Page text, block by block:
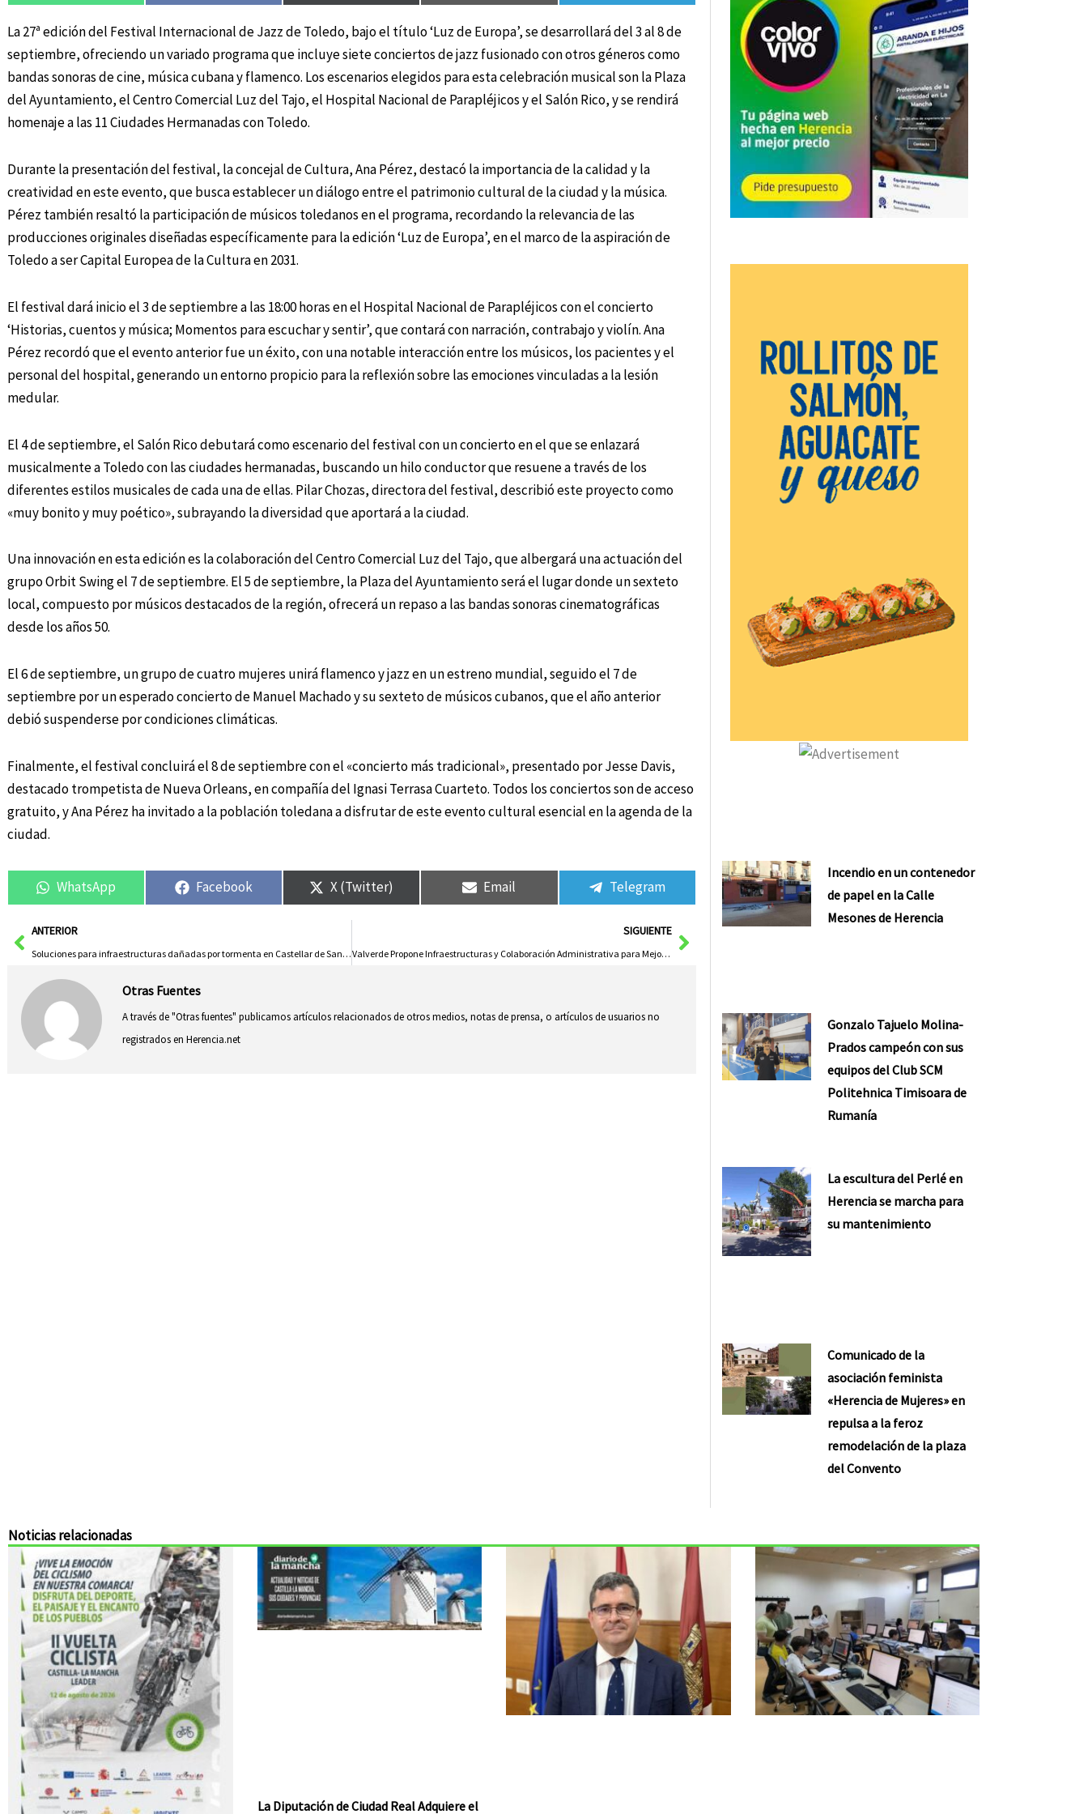
La 27ª edición del Festival Internacional de Jazz de Toledo, bajo el título ‘Luz de Europa’, se desarrollará del 3 al 8 de
septiembre, ofreciendo un variado programa que incluye siete conciertos de jazz fusionado con otros géneros como
bandas sonoras de cine, música cubana y flamenco. Los escenarios elegidos para esta celebración musical son la Plaza
del Ayuntamiento, el Centro Comercial Luz del Tajo, el Hospital Nacional de Parapléjicos y el Salón Rico, y se rendirá
homenaje a las 11 Ciudades Hermanadas con Toledo.
Durante la presentación del festival, la concejal de Cultura, Ana Pérez, destacó la importancia de la calidad y la
creatividad en este evento, que busca establecer un diálogo entre el patrimonio cultural de la ciudad y la música.
Pérez también resaltó la participación de músicos toledanos en el programa, recordando la relevancia de las
producciones originales diseñadas específicamente para la edición ‘Luz de Europa’, en el marco de la aspiración de
Toledo a ser Capital Europea de la Cultura en 2031.
El festival dará inicio el 3 de septiembre a las 18:00 horas en el Hospital Nacional de Parapléjicos con el concierto
‘Historias, cuentos y música; Momentos para escuchar y sentir’, que contará con narración, contrabajo y violín. Ana
Pérez recordó que el evento anterior fue un éxito, con una notable interacción entre los músicos, los pacientes y el
personal del hospital, generando un entorno propicio para la reflexión sobre las emociones vinculadas a la lesión
medular.
El 4 de septiembre, el Salón Rico debutará como escenario del festival con un concierto en el que se enlazará
musicalmente a Toledo con las ciudades hermanadas, buscando un hilo conductor que resuene a través de los
diferentes estilos musicales de cada una de ellas. Pilar Chozas, directora del festival, describió este proyecto como
«muy bonito y muy poético», subrayando la diversidad que aportará a la ciudad.
Una innovación en esta edición es la colaboración del Centro Comercial Luz del Tajo, que albergará una actuación del
grupo Orbit Swing el 7 de septiembre. El 5 de septiembre, la Plaza del Ayuntamiento será el lugar donde un sexteto
local, compuesto por músicos destacados de la región, ofrecerá un repaso a las bandas sonoras cinematográficas
desde los años 50.
El 6 de septiembre, un grupo de cuatro mujeres unirá flamenco y jazz en un estreno mundial, seguido el 7 de
septiembre por un esperado concierto de Manuel Machado y su sexteto de músicos cubanos, que el año anterior
debió suspenderse por condiciones climáticas.
Finalmente, el festival concluirá el 8 de septiembre con el «concierto más tradicional», presentado por Jesse Davis,
destacado trompetista de Nueva Orleans, en compañía del Ignasi Terrasa Cuarteto. Todos los conciertos son de acceso
gratuito, y Ana Pérez ha invitado a la población toledana a disfrutar de este evento cultural esencial en la agenda de la
ciudad.
WhatsApp Facebook X (Twitter) Email Telegram
AntANTERIOR
Soluciones para infraestructuras dañadas por tormenta en Castellar de Santiago
SIGUIENTE
Valverde Propone Infraestructuras y Colaboración Administrativa para Mejorar el Uso del Agua en Daimiel
Siguiente
Otras Fuentes
A través de "Otras fuentes" publicamos artículos relacionados de otros medios, notas de prensa, o artículos de usuarios no
registrados en Herencia.net
Incendio en un contenedor
de papel en la Calle
Mesones de Herencia
Gonzalo Tajuelo Molina-
Prados campeón con sus
equipos del Club SCM
Politehnica Timisoara de
Rumanía
La escultura del Perlé en
Herencia se marcha para
su mantenimiento
Comunicado de la
asociación feminista
«Herencia de Mujeres» en
repulsa a la feroz
remodelación de la plaza
del Convento
Noticias relacionadas
La Diputación de Ciudad Real Adquiere el